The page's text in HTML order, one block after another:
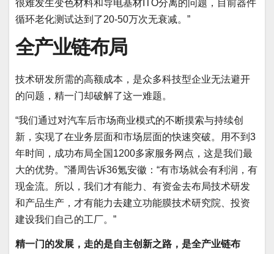
很难发生变色材料和导电基材ITO分离的问题，目前器件
循环老化测试达到了20-50万次无衰减。”
全产业链布局
技术研发所需的高额成本，是众多科技型企业无法避开
的问题，精一门却破解了这一难题。
“我们通过对汽车后市场商业模式的不断摸索与持续创
新，实现了在业务层面和市场层面的快速突破。用不到3
年时间，成功布局全国1200多家服务网点，这是我们最
大的优势。”潘周告诉36氪安徽：“有市场就会有利润，有
现金流。所以，我们才有能力、有资金去布局技术研发
和产品生产，才有能力去建立功能膜技术研究院、投资
建设我们自己的工厂。”
精一门的发展，走的是自主创新之路，是全产业链布